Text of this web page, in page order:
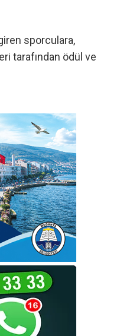
sporculara,
tarafından ödül ve